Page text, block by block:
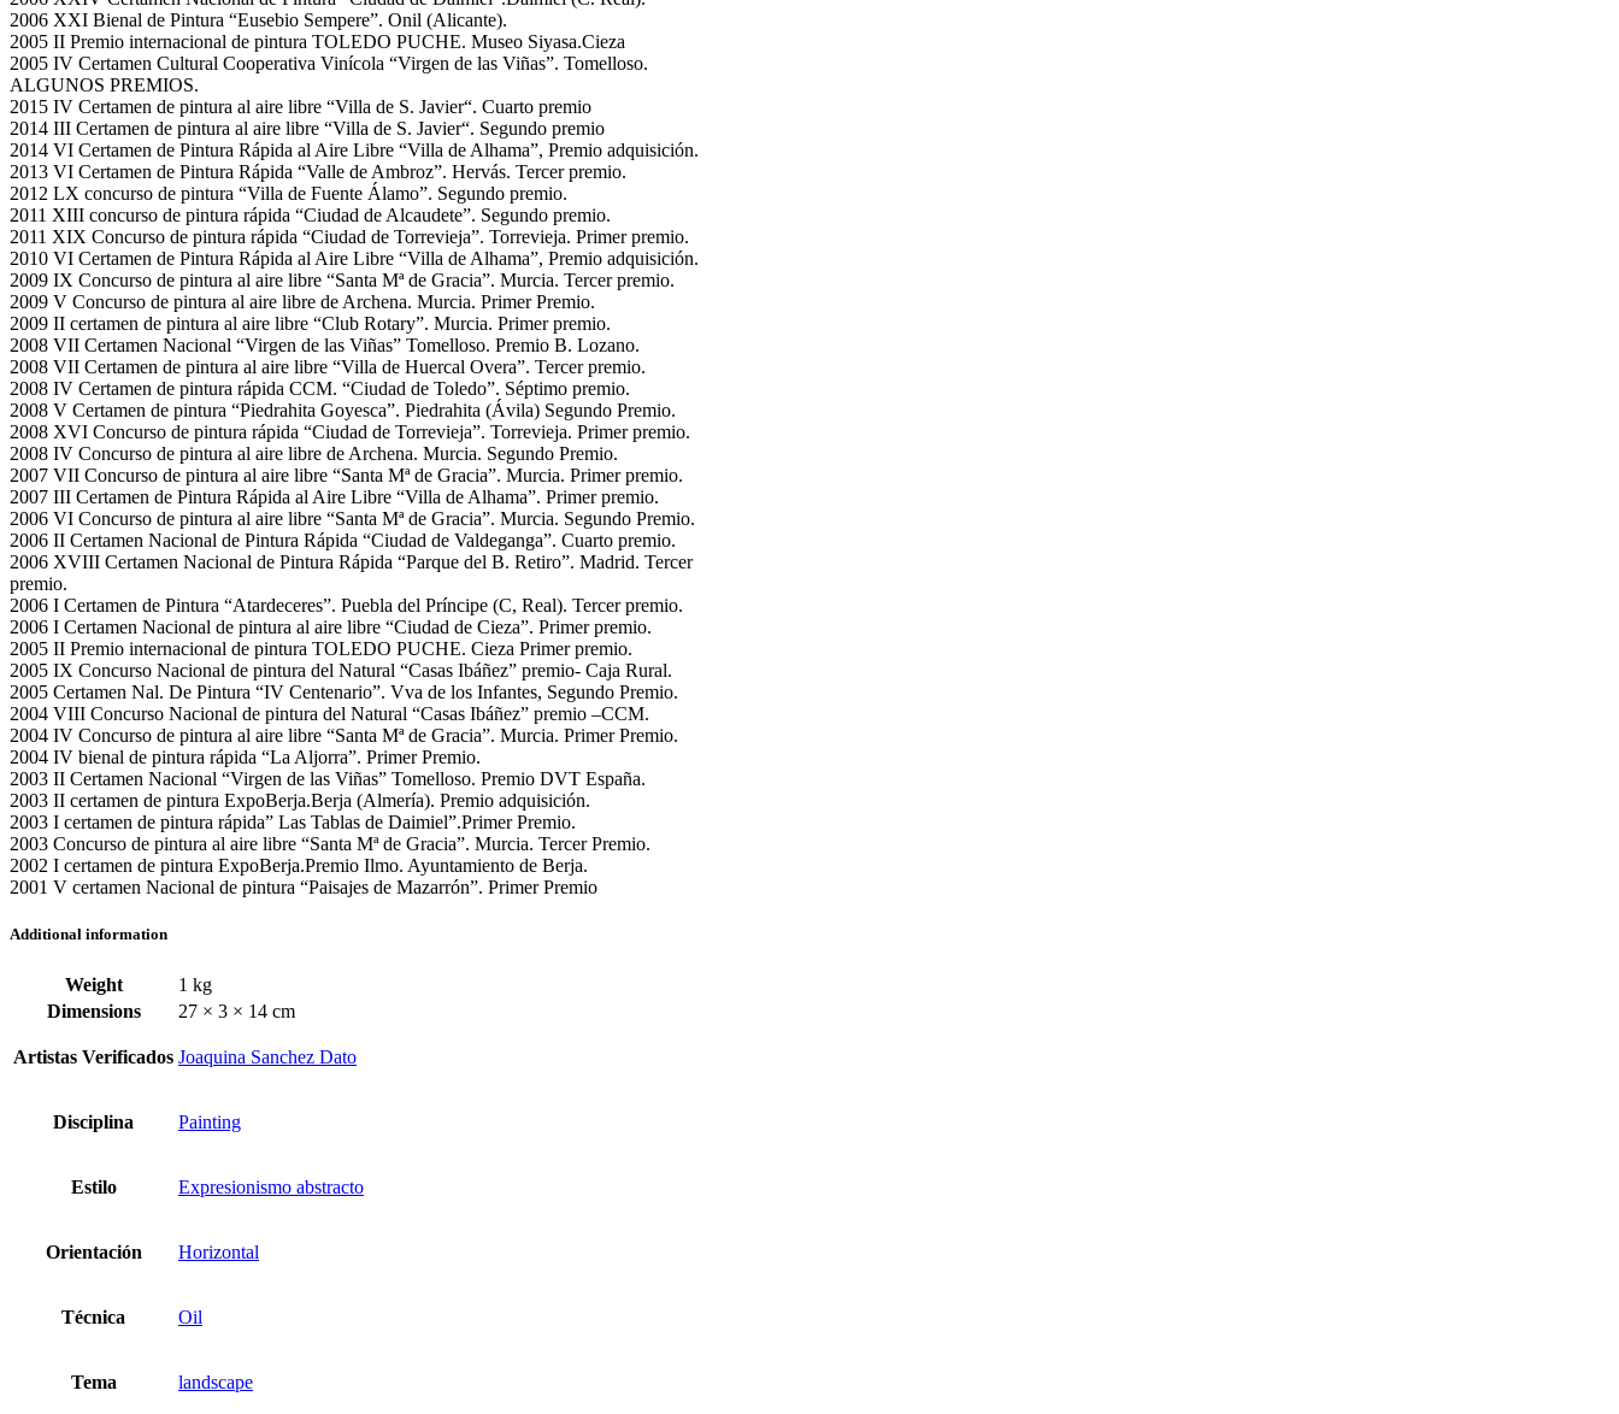
2006 XXI Bienal de Pintura “Eusebio Sempere”. Onil (Alicante).
2005 II Premio internacional de pintura TOLEDO PUCHE. Museo Siyasa.Cieza
2005 IV Certamen Cultural Cooperativa Vinícola “Virgen de las Viñas”. Tomelloso.
ALGUNOS PREMIOS.
2015 IV Certamen de pintura al aire libre “Villa de S. Javier“. Cuarto premio
2014 III Certamen de pintura al aire libre “Villa de S. Javier“. Segundo premio
2014 VI Certamen de Pintura Rápida al Aire Libre “Villa de Alhama”, Premio adquisición.
2013 VI Certamen de Pintura Rápida “Valle de Ambroz”. Hervás. Tercer premio.
2012 LX concurso de pintura “Villa de Fuente Álamo”. Segundo premio.
2011 XIII concurso de pintura rápida “Ciudad de Alcaudete”. Segundo premio.
2011 XIX Concurso de pintura rápida “Ciudad de Torrevieja”. Torrevieja. Primer premio.
2010 VI Certamen de Pintura Rápida al Aire Libre “Villa de Alhama”, Premio adquisición.
2009 IX Concurso de pintura al aire libre “Santa Mª de Gracia”. Murcia. Tercer premio.
2009 V Concurso de pintura al aire libre de Archena. Murcia. Primer Premio.
2009 II certamen de pintura al aire libre “Club Rotary”. Murcia. Primer premio.
2008 VII Certamen Nacional “Virgen de las Viñas” Tomelloso. Premio B. Lozano.
2008 VII Certamen de pintura al aire libre “Villa de Huercal Overa”. Tercer premio.
2008 IV Certamen de pintura rápida CCM. “Ciudad de Toledo”. Séptimo premio.
2008 V Certamen de pintura “Piedrahita Goyesca”. Piedrahita (Ávila) Segundo Premio.
2008 XVI Concurso de pintura rápida “Ciudad de Torrevieja”. Torrevieja. Primer premio.
2008 IV Concurso de pintura al aire libre de Archena. Murcia. Segundo Premio.
2007 VII Concurso de pintura al aire libre “Santa Mª de Gracia”. Murcia. Primer premio.
2007 III Certamen de Pintura Rápida al Aire Libre “Villa de Alhama”. Primer premio.
2006 VI Concurso de pintura al aire libre “Santa Mª de Gracia”. Murcia. Segundo Premio.
2006 II Certamen Nacional de Pintura Rápida “Ciudad de Valdeganga”. Cuarto premio.
2006 XVIII Certamen Nacional de Pintura Rápida “Parque del B. Retiro”. Madrid. Tercer
premio.
2006 I Certamen de Pintura “Atardeceres”. Puebla del Príncipe (C, Real). Tercer premio.
2006 I Certamen Nacional de pintura al aire libre “Ciudad de Cieza”. Primer premio.
2005 II Premio internacional de pintura TOLEDO PUCHE. Cieza Primer premio.
2005 IX Concurso Nacional de pintura del Natural “Casas Ibáñez” premio- Caja Rural.
2005 Certamen Nal. De Pintura “IV Centenario”. Vva de los Infantes, Segundo Premio.
2004 VIII Concurso Nacional de pintura del Natural “Casas Ibáñez” premio –CCM.
2004 IV Concurso de pintura al aire libre “Santa Mª de Gracia”. Murcia. Primer Premio.
2004 IV bienal de pintura rápida “La Aljorra”. Primer Premio.
2003 II Certamen Nacional “Virgen de las Viñas” Tomelloso. Premio DVT España.
2003 II certamen de pintura ExpoBerja.Berja (Almería). Premio adquisición.
2003 I certamen de pintura rápida” Las Tablas de Daimiel”.Primer Premio.
2003 Concurso de pintura al aire libre “Santa Mª de Gracia”. Murcia. Tercer Premio.
2002 I certamen de pintura ExpoBerja.Premio Ilmo. Ayuntamiento de Berja.
2001 V certamen Nacional de pintura “Paisajes de Mazarrón”. Primer Premio
Additional information
Weight
1 kg
Dimensions
27 × 3 × 14 cm
Artistas Verificados Joaquina Sanchez Dato
Disciplina Painting
Estilo Expresionismo abstracto
Orientación Horizontal
Técnica Oil
Tema landscape